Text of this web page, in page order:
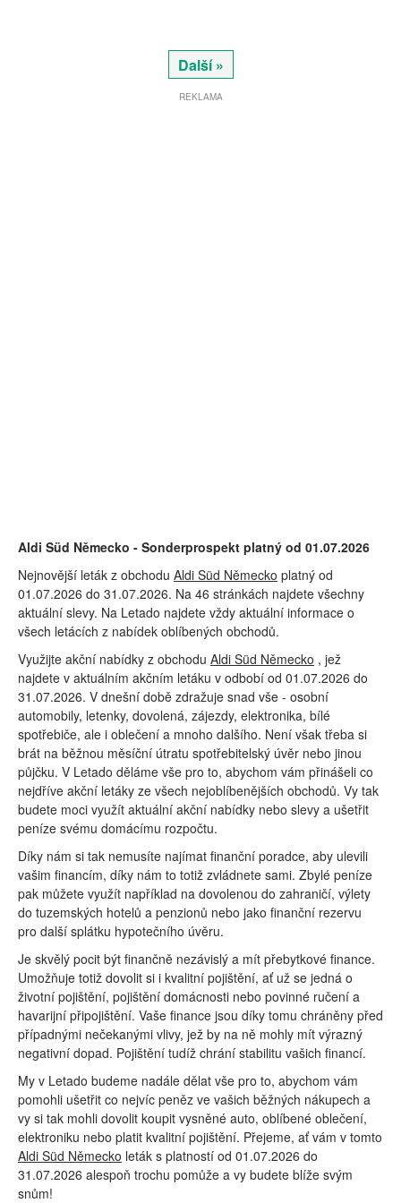
Další »
REKLAMA
Aldi Süd Německo - Sonderprospekt platný od 01.07.2026
Nejnovější leták z obchodu Aldi Süd Německo platný od
01.07.2026 do 31.07.2026. Na 46 stránkách najdete všechny
aktuální slevy. Na Letado najdete vždy aktuální informace o
všech letácích z nabídek oblíbených obchodů.
Využijte akční nabídky z obchodu Aldi Süd Německo , jež
najdete v aktuálním akčním letáku v odbobí od 01.07.2026 do
31.07.2026. V dnešní době zdražuje snad vše - osobní
automobily, letenky, dovolená, zájezdy, elektronika, bílé
spotřebiče, ale i oblečení a mnoho dalšího. Není však třeba si
brát na běžnou měsíční útratu spotřebitelský úvěr nebo jinou
půjčku. V Letado děláme vše pro to, abychom vám přinášeli co
nejdříve akční letáky ze všech nejoblíbenějších obchodů. Vy tak
budete moci využít aktuální akční nabídky nebo slevy a ušetřit
peníze svému domácímu rozpočtu.
Díky nám si tak nemusíte najímat finanční poradce, aby ulevili
vašim financím, díky nám to totiž zvládnete sami. Zbylé peníze
pak můžete využít například na dovolenou do zahraničí, výlety
do tuzemských hotelů a penzionů nebo jako finanční rezervu
pro další splátku hypotečního úvěru.
Je skvělý pocit být finančně nezávislý a mít přebytkové finance.
Umožňuje totiž dovolit si i kvalitní pojištění, ať už se jedná o
životní pojištění, pojištění domácnosti nebo povinné ručení a
havarijní připojištění. Vaše finance jsou díky tomu chráněny před
případnými nečekanými vlivy, jež by na ně mohly mít výrazný
negativní dopad. Pojištění tudíž chrání stabilitu vašich financí.
My v Letado budeme nadále dělat vše pro to, abychom vám
pomohli ušetřit co nejvíc peněz ve vašich běžných nákupech a
vy si tak mohli dovolit koupit vysněné auto, oblíbené oblečení,
elektroniku nebo platit kvalitní pojištění. Přejeme, ať vám v tomto
Aldi Süd Německo leták s platností od 01.07.2026 do
31.07.2026 alespoň trochu pomůže a vy budete blíže svým
snům!